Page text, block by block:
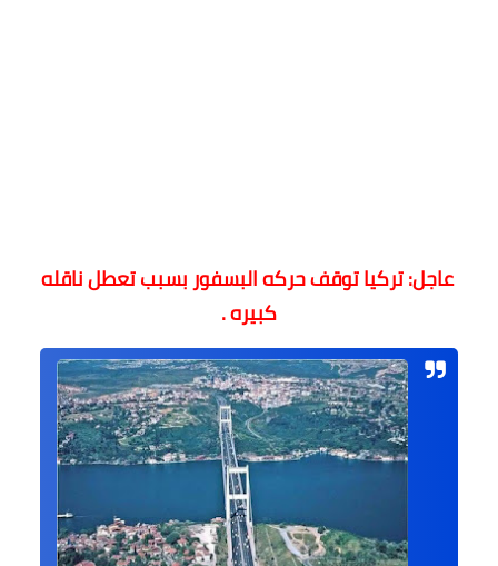
عاجل: تركيا توقف حركه البسفور بسبب تعطل ناقله
كبيره .